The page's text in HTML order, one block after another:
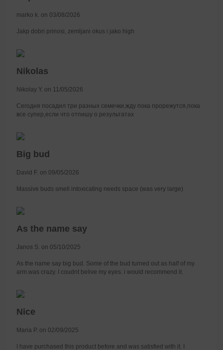
marko k. on 03/08/2026
Jakp dobri prinosi, zemljani okus i jako high
Nikolas
Nikolay Y. on 11/05/2026
Сегодня посадил три разных семечки,жду пока прорежутся,пока
все супер,если что отпишу о результатах
Big bud
David F. on 09/05/2026
Massive buds smell intoxicating needs space (was very large)
As the name say
Janos S. on 05/10/2025
As the name say big bud. Some of the bud turned out as half of my
arm.was crazy. I coudnt belive my eyes. i would recommend it.
Nice
Maria P. on 02/09/2025
I have purchased this product before and was satisfied with it. I